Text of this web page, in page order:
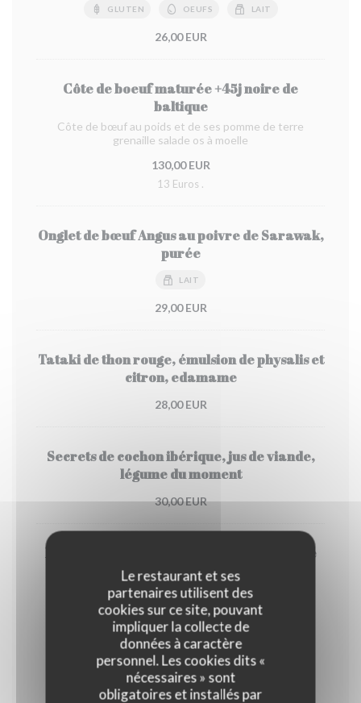
Le restaurant et ses
partenaires utilisent des
cookies sur ce site, pouvant
impliquer la collecte de
données à caractère
personnel. Les cookies dits «
nécessaires » sont
obligatoires et installés par
GLUTEN OEUFS LAIT
26,00 EUR
Côte de boeuf maturée +45j noire de
baltique
Côte de bœuf au poids et de ses pomme de terre
grenaille salade os à moelle
130,00 EUR
13 Euros .
Onglet de bœuf Angus au poivre de Sarawak,
purée
LAIT
29,00 EUR
Tataki de thon rouge, émulsion de physalis et
citron, edamame
28,00 EUR
Secrets de cochon ibérique, jus de viande,
légume du moment
30,00 EUR
Pintade rôtie, sauce à l estragon, purée de
carotte et kalamansi , brocoli
25,00 EUR
Fromage